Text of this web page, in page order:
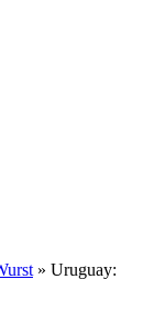
» Uruguay: